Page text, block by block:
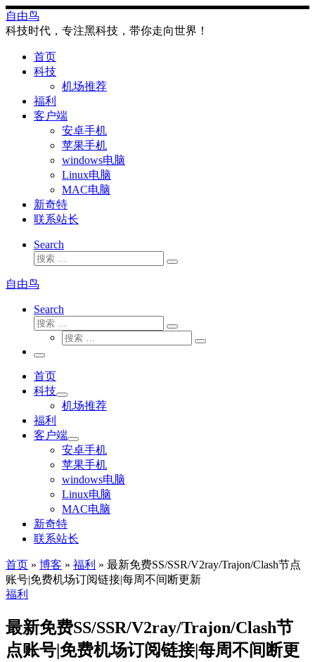
Skip
to
content
自由鸟
科技时代，专注黑科技，带你走向世界！
首页
科技
机场推荐
福利
客户端
安卓手机
苹果手机
windows电脑
Linux电脑
MAC电脑
新奇特
联系站长
Search
搜
搜
自由鸟
Search
搜
搜
索
搜
搜
主
菜
单
首页
科技
机场推荐
福利
客户端
安卓手机
苹果手机
windows电脑
Linux电脑
MAC电脑
新奇特
联系站长
首页 » 博客 » 福利 » 最新免费SS/SSR/V2ray/Trajon/Clash节点
账号|免费机场订阅链接|每周不间断更新
福利
最新免费SS/SSR/V2ray/Trajon/Clash节
点账号|免费机场订阅链接|每周不间断更